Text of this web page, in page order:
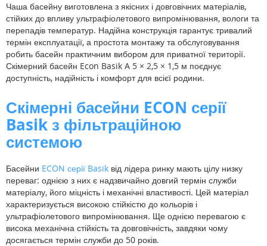
Чаша басейну виготовлена з якісних і довговічних матеріалів,
стійких до впливу ультрафіолетового випромінювання, вологи та
перепадів температур. Надійна конструкція гарантує тривалий
термін експлуатації, а простота монтажу та обслуговування
робить басейн практичним вибором для приватної території.
Скімерний басейн Econ Basik A 5 × 2,5 × 1,5 м поєднує
доступність, надійність і комфорт для всієї родини.
Скімерні басейни ECON серії
Basik з фільтраційною
системою
Басейни ECON серії Basik від лідера ринку мають цілу низку
переваг: однією з них є надзвичайно довгий термін служби
матеріалу, його міцність і механічні властивості. Цей матеріал
характеризується високою стійкістю до кольорів і
ультрафіолетового випромінювання. Ще однією перевагою є
висока механічна стійкість та довговічність, завдяки чому
досягається термін служби до 50 років.